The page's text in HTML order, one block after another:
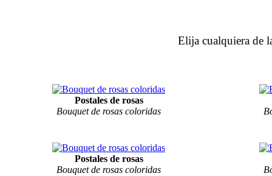
Elija cualquiera de
Postales de rosas
Bouquet de rosas coloridas
Postales de rosas
Bouquet de rosas coloridas